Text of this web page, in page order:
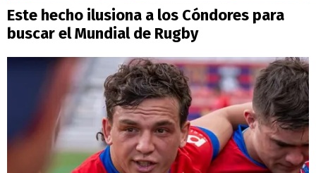
Este hecho ilusiona a los Cóndores para
buscar el Mundial de Rugby